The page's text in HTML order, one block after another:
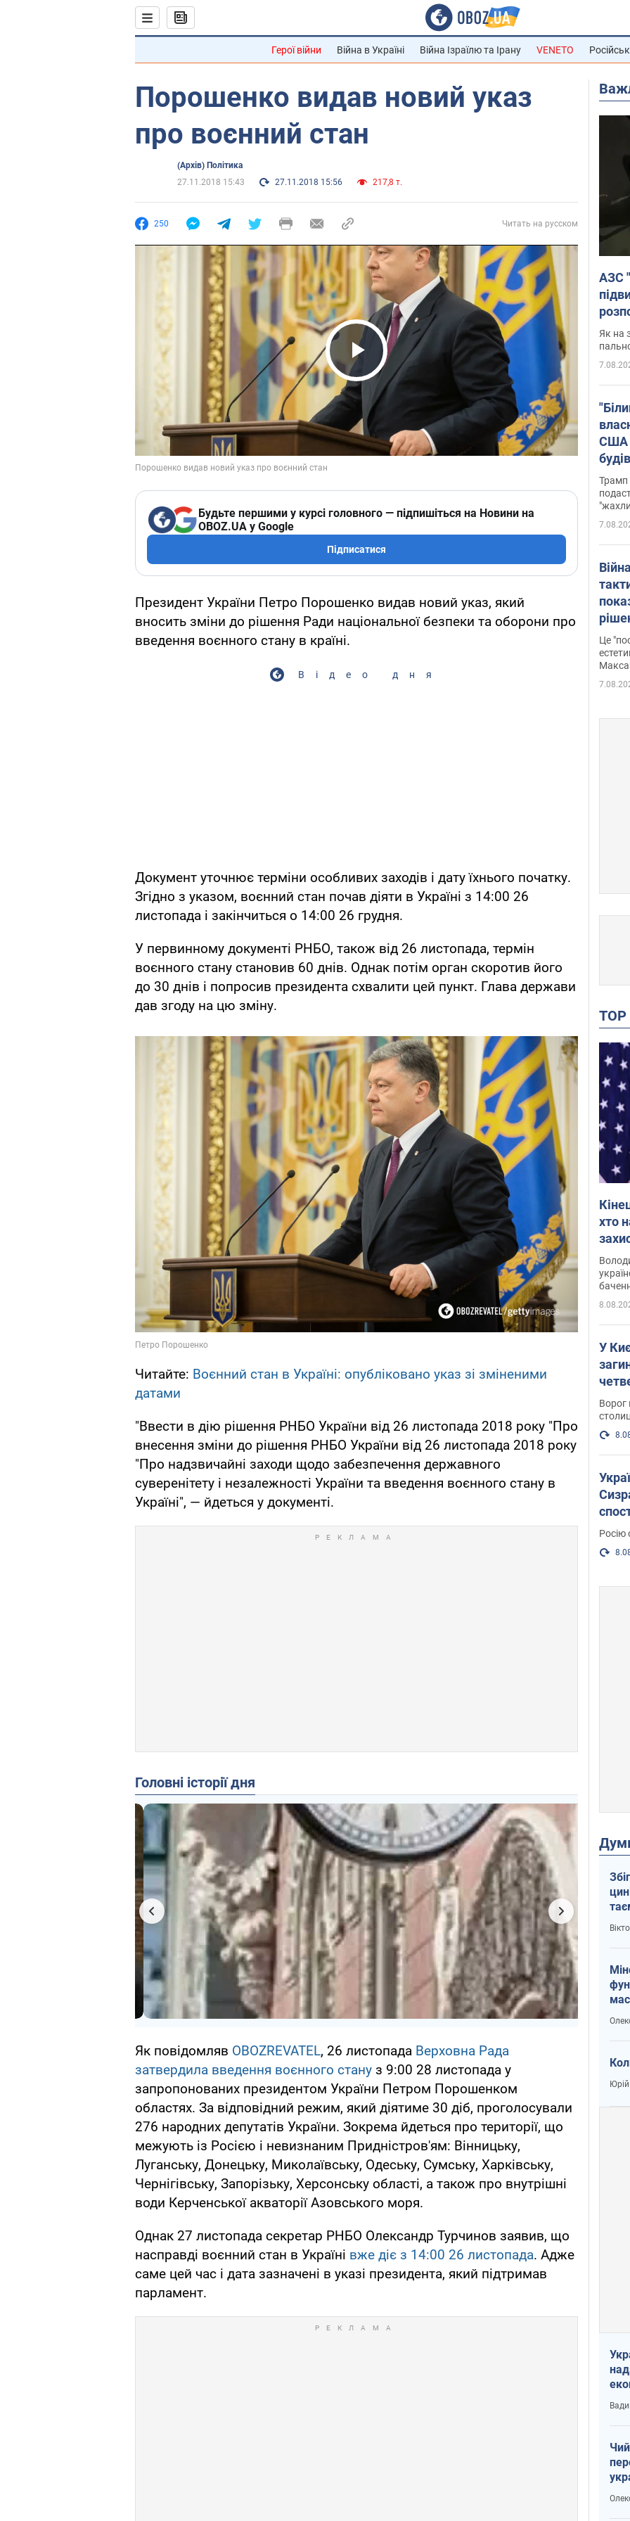
Герої війни Війна в Україні Війна Ізраїлю та Ірану VENETO
Порошенко видав новий указ
про воєнний стан
(Архів) Політика
27.11.2018 15:43
27.11.2018 15:56 217,8 т.
250 Читать на русском
Play Video
Будьте першими у курсі головного — підпишіться на Новини на
OBOZ.UA у Google
Підписатися
Президент України Петро Порошенко видав новий указ, який
вносить зміни до рішення Ради національної безпеки та оборони про
введення воєнного стану в країні.
Відео дня
Документ уточнює терміни особливих заходів і дату їхнього початку.
Згідно з указом, воєнний стан почав діяти в Україні з 14:00 26
листопада і закінчиться о 14:00 26 грудня.
У первинному документі РНБО, також від 26 листопада, термін
воєнного стану становив 60 днів. Однак потім орган скоротив його
до 30 днів і попросив президента схвалити цей пункт. Глава держави
дав згоду на цю зміну.
Читайте: Воєнний стан в Україні: опубліковано указ зі зміненими
датами
"Ввести в дію рішення РНБО України від 26 листопада 2018 року "Про
внесення зміни до рішення РНБО України від 26 листопада 2018 року
"Про надзвичайні заходи щодо забезпечення державного
суверенітету і незалежності України та введення воєнного стану в
Україні", — йдеться у документі.
Головні історії дня
Як повідомляв OBOZREVATEL, 26 листопада Верховна Рада
затвердила введення воєнного стану з 9:00 28 листопада у
запропонованих президентом України Петром Порошенком
областях. За відповідний режим, який діятиме 30 діб, проголосували
276 народних депутатів України. Зокрема йдеться про території, що
межують із Росією і невизнаним Придністров'ям: Вінницьку,
Луганську, Донецьку, Миколаївську, Одеську, Сумську, Харківську,
Чернігівську, Запорізьку, Херсонську області, а також про внутрішні
води Керченської акваторії Азовського моря.
Однак 27 листопада секретар РНБО Олександр Турчинов заявив, що
насправді воєнний стан в Україні вже діє з 14:00 26 листопада. Адже
саме цей час і дата зазначені в указі президента, який підтримав
парламент.
АЗС
Як на
США
зали
Трамп
Фото
Це
хто
у
У
Ворог
Росію
і